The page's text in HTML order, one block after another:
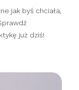
jak byś chciała,
już dziś!